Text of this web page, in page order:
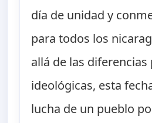
día de unidad y
para todos los
allá de las diferencias
ideológicas, esta
lucha de un pueblo